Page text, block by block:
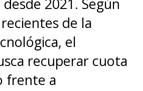
en la
redes sociales y
la salud mental
si los estados
que Meta
de la
el
recuperar cuota
frente a